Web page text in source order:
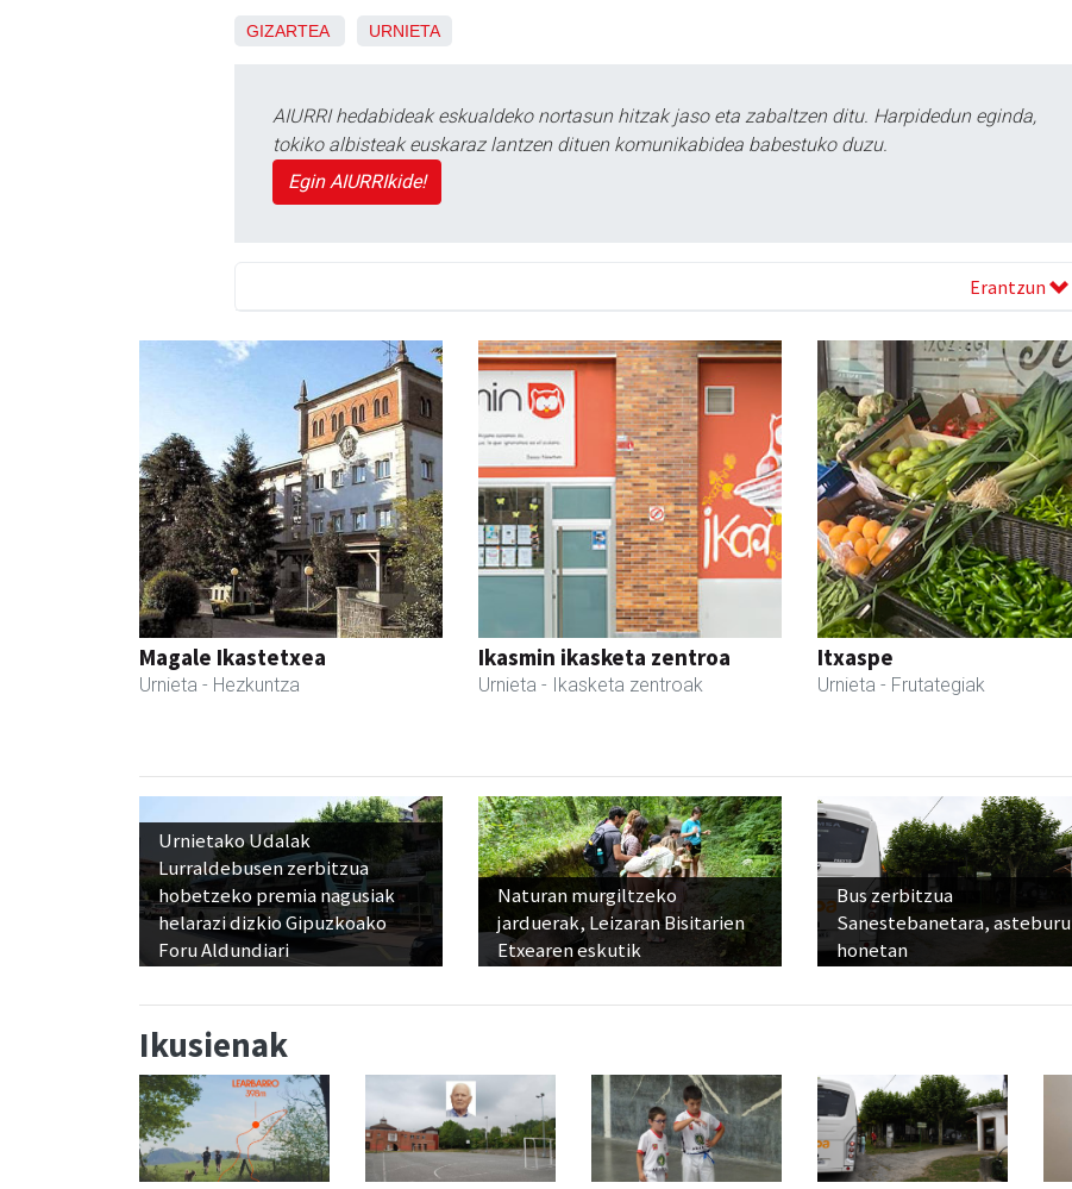
GIZARTEA URNIETA
AIURRI hedabideak eskualdeko nortasun hitzak jaso eta zabaltzen ditu. Harpidedun eginda,
tokiko albisteak euskaraz lantzen dituen komunikabidea babestuko duzu.
Egin AIURRIkide!
Erantzun
Magale Ikastetxea
Urnieta - Hezkuntza
Ikasmin ikasketa zentroa
Urnieta - Ikasketa zentroak
Itxaspe
Urnieta - Frutategiak
Urnietako Udalak
Lurraldebusen zerbitzua
hobetzeko premia nagusiak
helarazi dizkio Gipuzkoako
Foru Aldundiari
Naturan murgiltzeko
jarduerak, Leizaran Bisitarien
Etxearen eskutik
Bus zerbitzua
Sanestebanetara, asteburu
honetan
Ikusienak